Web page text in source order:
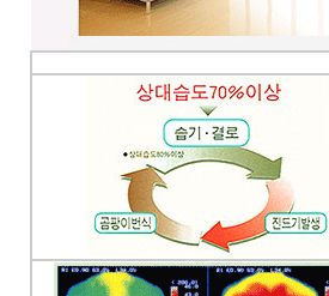
름은 시원하게.. 겨울은 가습기능과 원
적외선 방사로 따뜻하게..
부조로 조각된 최고의 작품을 인
테리어 마감자재로 활용하여 건물품
격을 업그레이드해 보세요.